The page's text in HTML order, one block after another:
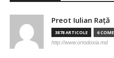
Preot Iulian Raţă
3878 ARTICOLE 6
http://www.ortodoxia.md